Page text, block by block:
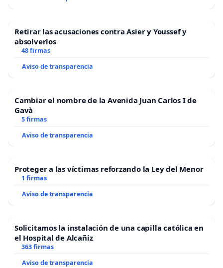
Retirar las acusaciones contra Asier y Youssef y
absolverlos
48 firmas
Aviso de transparencia
Cambiar el nombre de la Avenida Juan Carlos I de
Gavà
5 firmas
Aviso de transparencia
Proteger a las víctimas reforzando la Ley del Menor
1 firmas
Aviso de transparencia
Solicitamos la instalación de una capilla católica en
el Hospital de Alcañiz
363 firmas
Aviso de transparencia